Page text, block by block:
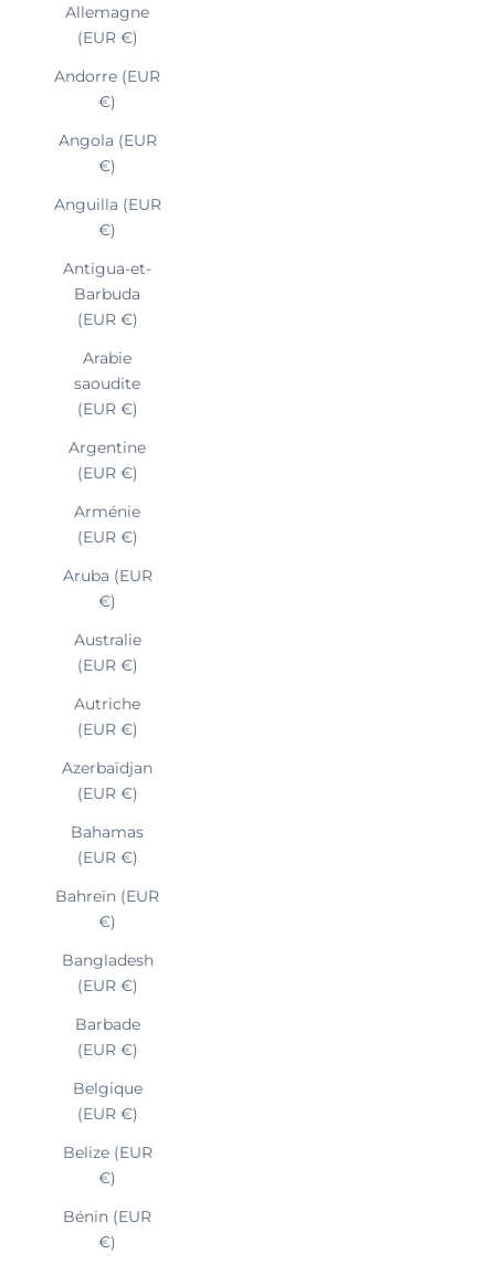
Allemagne
(EUR €)
Andorre (EUR
€)
Angola (EUR
€)
Anguilla (EUR
€)
Antigua-et-
Barbuda
(EUR €)
Arabie
saoudite
(EUR €)
Argentine
(EUR €)
Arménie
(EUR €)
Aruba (EUR
€)
Australie
(EUR €)
Autriche
(EUR €)
Azerbaïdjan
(EUR €)
Bahamas
(EUR €)
Bahreïn (EUR
€)
Bangladesh
(EUR €)
Barbade
(EUR €)
Belgique
(EUR €)
Belize (EUR
€)
Bénin (EUR
€)